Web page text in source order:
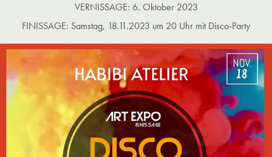
VERNISSAGE: 6. Oktober 2023
FINISSAGE: Samstag, 18.11.2023 um 20 Uhr mit Disco-Party